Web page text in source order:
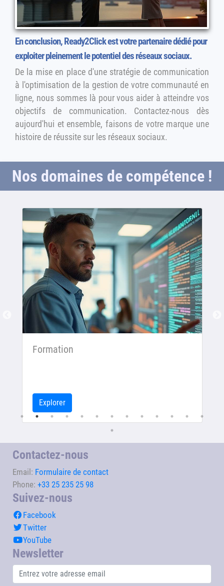
En conclusion, Ready2Click est votre partenaire dédié pour
exploiter pleinement le potentiel des réseaux sociaux.
De la mise en place d'une stratégie de communication
à l'optimisation de la gestion de votre communauté en
ligne, nous sommes là pour vous aider à atteindre vos
objectifs de communication. Contactez-nous dès
aujourd'hui et ensemble, faisons de votre marque une
histoire de réussite sur les réseaux sociaux.
Nos domaines de compétence !
Formation
Explorer
Contactez-nous
Email: Formulaire de contact
Phone: +33 25 235 25 98
Suivez-nous
Facebook
Twitter
YouTube
Newsletter